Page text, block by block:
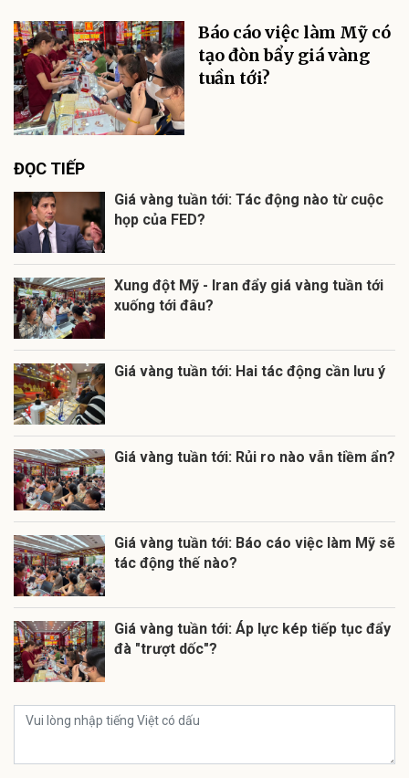
Báo cáo việc làm Mỹ có
tạo đòn bẩy giá vàng
tuần tới?
ĐỌC TIẾP
Giá vàng tuần tới: Tác động nào từ cuộc
họp của FED?
Xung đột Mỹ - Iran đẩy giá vàng tuần tới
xuống tới đâu?
Giá vàng tuần tới: Hai tác động cần lưu ý
Giá vàng tuần tới: Rủi ro nào vẫn tiềm ẩn?
Giá vàng tuần tới: Báo cáo việc làm Mỹ sẽ
tác động thế nào?
Giá vàng tuần tới: Áp lực kép tiếp tục đẩy
đà "trượt dốc"?